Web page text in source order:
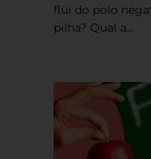
flui do polo
pilha? Qual a...